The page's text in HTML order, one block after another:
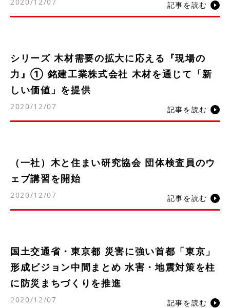
記事を読む
シリーズ 木材需要の拡大に応える『現場の
力』① 銘建工業株式会社 木材を通じて「新
しい価値」を提供
2020/12/07 記事を読む
（一社）木と住まい研究協会 団体検査員のウ
ェブ講習を開始
2020/12/07 記事を読む
国土交通省・東京都 災害に強い首都「東京」
形成ビジョン中間まとめ 水害・地震対策を柱
に防災まちづくりを推進
2020/12/07 記事を読む